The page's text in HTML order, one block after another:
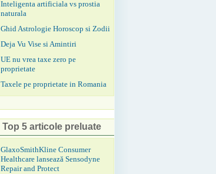
Inteligenta artificiala vs prostia
naturala
Ghid Astrologie Horoscop si Zodii
Deja Vu Vise si Amintiri
UE nu vrea taxe zero pe
proprietate
Taxele pe proprietate in Romania
Top 5 articole preluate
GlaxoSmithKline Consumer
Healthcare lansează Sensodyne
Repair and Protect